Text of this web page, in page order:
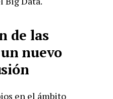
de las
nuevo
en el ámbito